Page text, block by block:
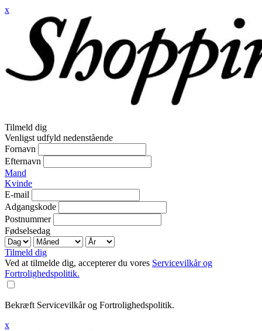
x
Tilmeld dig
Venligst udfyld nedenstående
Fornavn
Efternavn
Mand
Kvinde
E-mail
Adgangskode
Postnummer
Fødselsedag
Tilmeld dig
Ved at tilmelde dig, accepterer du vores Servicevilkår og
Fortrolighedspolitik.
Bekræft Servicevilkår og Fortrolighedspolitik.
x